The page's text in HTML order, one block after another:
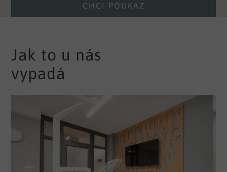
CHCI POUKAZ
Jak to u nás
vypadá